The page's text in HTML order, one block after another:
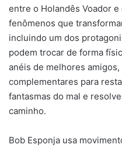
entre o Holandês Voador
fenômenos que
incluindo um dos
podem trocar de forma
anéis de melhores
complementares para
fantasmas do mal e
caminho.
Bob Esponja usa